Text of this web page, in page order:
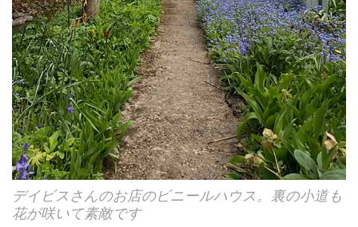
デイビスさんのお店のビニールハウス。裏の小道も
花が咲いて素敵です